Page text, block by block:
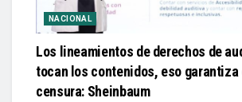
NACIONAL
Los lineamientos de derechos de
tocan los contenidos, eso garantiza
censura: Sheinbaum